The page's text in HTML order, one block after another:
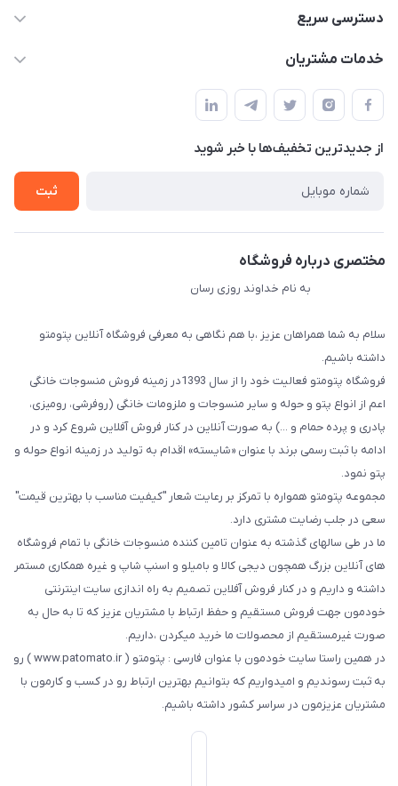
09034287359
دسترسی سریع
حساب کاربری
لیست محصولات
درباره ما
خدمات مشتریان
قوانین و مقررات
حریم خصوصی
راهنما
از جدید‌ترین تخفیف‌ها با‌ خبر شوید
ثبت
مختصری درباره فروشگاه
به نام خداوند روزی رسان
سلام به شما همراهان عزیز ،با هم نگاهی به معرفی فروشگاه آنلاین پتومتو
داشته باشیم.
فروشگاه پتومتو فعالیت خود را از سال 1393در زمینه فروش منسوجات خانگی
اعم از انواع پتو و حوله و سایر منسوجات و ملزومات خانگی (روفرشی، رومیزی،
پادری و پرده حمام و ...) به صورت آنلاین در کنار فروش آفلاین شروع کرد و در
ادامه با ثبت رسمی برند با عنوان «شایسته» اقدام به تولید در زمینه انواع حوله و
پتو نمود.
مجموعه پتومتو همواره با تمرکز بر رعایت شعار "کیفیت مناسب با بهترین قیمت"
سعی در جلب رضایت مشتری دارد.
ما در طی سالهای گذشته به عنوان تامین کننده منسوجات خانگی با تمام فروشگاه
های آنلاین بزرگ همچون دیجی کالا و بامیلو و اسنپ شاپ و غیره همکاری مستمر
داشته و داریم و در کنار فروش آفلاین تصمیم به راه اندازی سایت اینترنتی
خودمون جهت فروش مستقیم و حفظ ارتباط با مشتریان عزیز که تا به حال به
صورت غیرمستقیم از محصولات ما خرید میکردن ،داریم.
در همین راستا سایت خودمون با عنوان فارسی : پتومتو ( www.patomato.ir ) رو
به ثبت رسوندیم و امیدواریم که بتوانیم بهترین ارتباط رو در کسب و کارمون با
مشتریان عزیزمون در سراسر کشور داشته باشیم.